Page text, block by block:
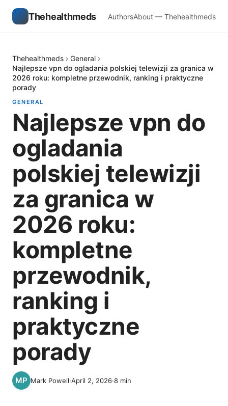
Thehealthmeds AuthorsAbout — Thehealthmeds
Thehealthmeds › General ›
Najlepsze vpn do ogladania polskiej telewizji za granica w
2026 roku: kompletne przewodnik, ranking i praktyczne
porady
GENERAL
Najlepsze vpn do
ogladania
polskiej telewizji
za granica w
2026 roku:
kompletne
przewodnik,
ranking i
praktyczne
porady
Mark Powell·April 2, 2026·8 min